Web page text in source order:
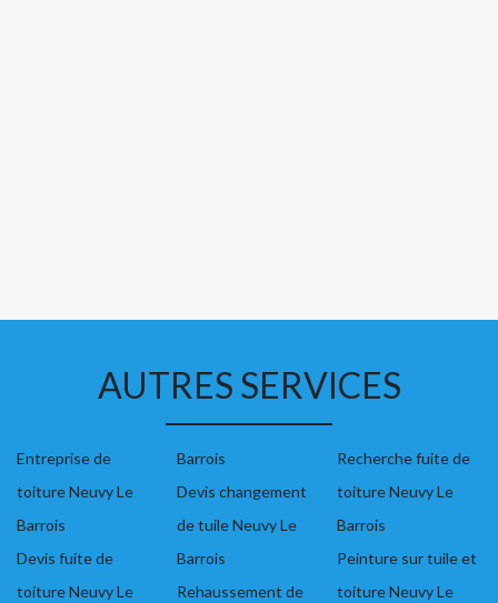
AUTRES SERVICES
Entreprise de
toiture Neuvy Le
Barrois
Devis fuite de
toiture Neuvy Le
Barrois
Devis changement
de tuile Neuvy Le
Barrois
Rehaussement de
Recherche fuite de
toiture Neuvy Le
Barrois
Peinture sur tuile et
toiture Neuvy Le